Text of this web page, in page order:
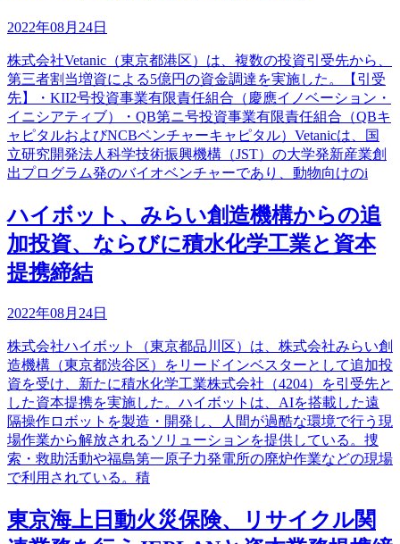
2022年08月24日
株式会社Vetanic（東京都港区）は、複数の投資引受先から、
第三者割当増資による5億円の資金調達を実施した。【引受
先】・KII2号投資事業有限責任組合（慶應イノベーション・
イニシアティブ）・QB第ニ号投資事業有限責任組合（QBキ
ャピタルおよびNCBベンチャーキャピタル）Vetanicは、国
立研究開発法人科学技術振興機構（JST）の大学発新産業創
出プログラム発のバイオベンチャーであり、動物向けのi
ハイボット、みらい創造機構からの追
加投資、ならびに積水化学工業と資本
提携締結
2022年08月24日
株式会社ハイボット（東京都品川区）は、株式会社みらい創
造機構（東京都渋谷区）をリードインベスターとして追加投
資を受け、新たに積水化学工業株式会社（4204）を引受先と
した資本提携を実施した。ハイボットは、AIを搭載した遠
隔操作ロボットを製造・開発し、人間が過酷な環境で行う現
場作業から解放されるソリューションを提供している。捜
索・救助活動や福島第一原子力発電所の廃炉作業などの現場
で利用されている。積
東京海上日動火災保険、リサイクル関